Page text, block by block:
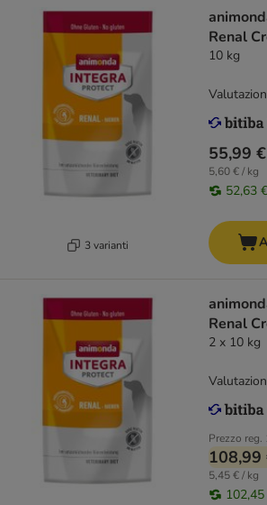
3 varianti
Renal
10 kg
55,99 €
5,60 € / kg
52,63 €
Renal
2 x 10 kg
Prezzo reg.
108,99
5,45 € / kg